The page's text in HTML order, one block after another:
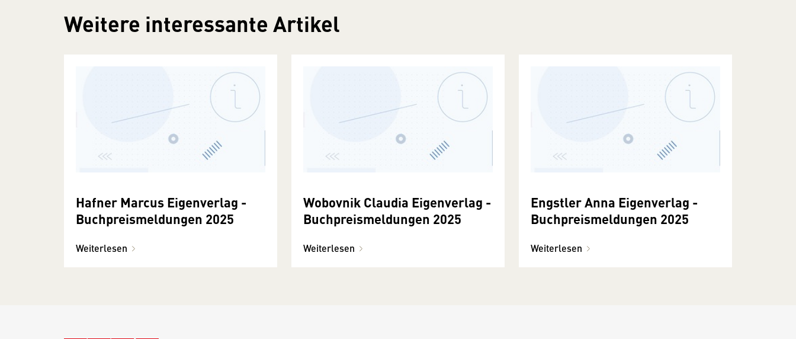
Weitere interessante Artikel
Hafner Marcus Eigenverlag -
Buchpreismeldungen 2025
Weiterlesen
Wobovnik Claudia Eigenverlag -
Buchpreismeldungen 2025
Weiterlesen
Engstler Anna Eigenverlag -
Buchpreismeldungen 2025
Weiterlesen